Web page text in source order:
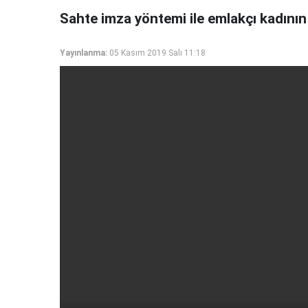
Sahte imza yöntemi ile emlakçı
Yayınlanma: 05 Kasım 2019 Salı 11:18